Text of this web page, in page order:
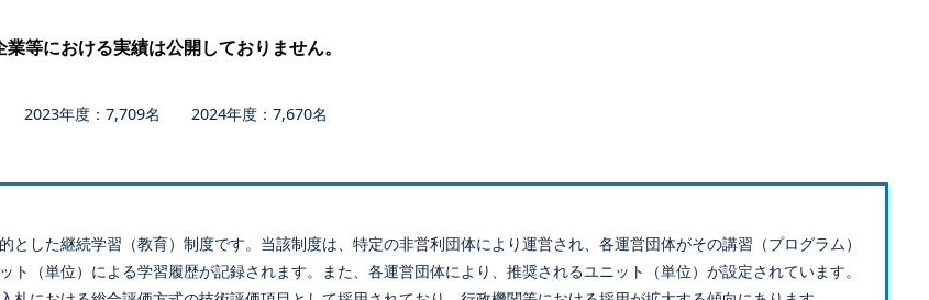
等における実績は公開しておりません。
年度：7,709名 2024年度：7,670名
した継続学習（教育）制度です。当該制度は、特定の非営利団体により運営され、各運営団体がその講習（プログラム）
（単位）による学習履歴が記録されます。また、各運営団体により、推奨されるユニット（単位）が設定されています。